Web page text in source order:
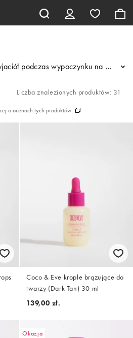
podczas wypoczynku na Bali,
...
Liczba znalezionych produktów: 31
o ocenach tych produktów
Coco & Eve krople brązujące do
twarzy (Dark Tan) 30 ml
139,00 zł.
Okazja